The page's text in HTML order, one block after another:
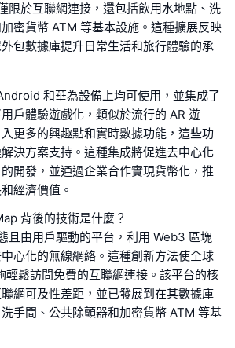
限於互聯網連接，還包括飲用水地點、洗
密貨幣 ATM 等基本設施。這種擴展反映
包數據庫提升日常生活和旅行體驗的承
和華為設備上均可使用，並集成了
戶體驗遊戲化，類似於流行的 AR 遊
更多的興趣點和實時數據功能，這些功
決方案支持。這種集成將促進去中心化
開發，並通過企業合作實現貨幣化，推
經濟價值。
背後的技術是什麼？
且由用戶驅動的平台，利用 Web3 區塊
心化的無線網絡。這種創新方法使全球
輕鬆訪問免費的互聯網連接。該平台的核
網可及性差距，並已發展到在其數據庫
手間、公共除顫器和加密貨幣 ATM 等基